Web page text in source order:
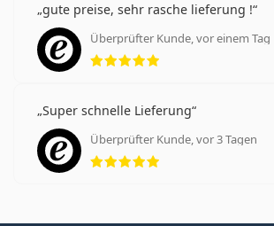
gute preise, sehr rasche lieferung !
Überprüfter Kunde, vor einem Tag
Bewertung 5 aus 5
Super schnelle Lieferung
Überprüfter Kunde, vor 3 Tagen
Bewertung 5 aus 5